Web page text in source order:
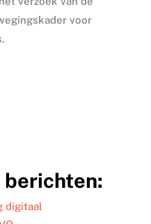
voor
digitaal